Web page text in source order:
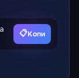
📋Копи